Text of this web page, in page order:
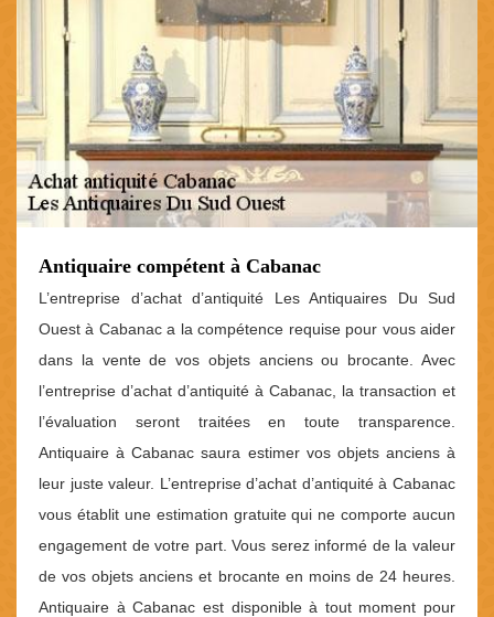
Antiquaire compétent à Cabanac
L’entreprise d’achat d’antiquité Les Antiquaires Du Sud
Ouest à Cabanac a la compétence requise pour vous aider
dans la vente de vos objets anciens ou brocante. Avec
l’entreprise d’achat d’antiquité à Cabanac, la transaction et
l’évaluation seront traitées en toute transparence.
Antiquaire à Cabanac saura estimer vos objets anciens à
leur juste valeur. L’entreprise d’achat d’antiquité à Cabanac
vous établit une estimation gratuite qui ne comporte aucun
engagement de votre part. Vous serez informé de la valeur
de vos objets anciens et brocante en moins de 24 heures.
Antiquaire à Cabanac est disponible à tout moment pour